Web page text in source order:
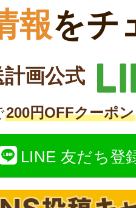
報をチ
画公式
200円OFFクーポン
LINE 友だち登